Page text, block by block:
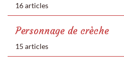
16 articles
Personnage de crèche
15 articles